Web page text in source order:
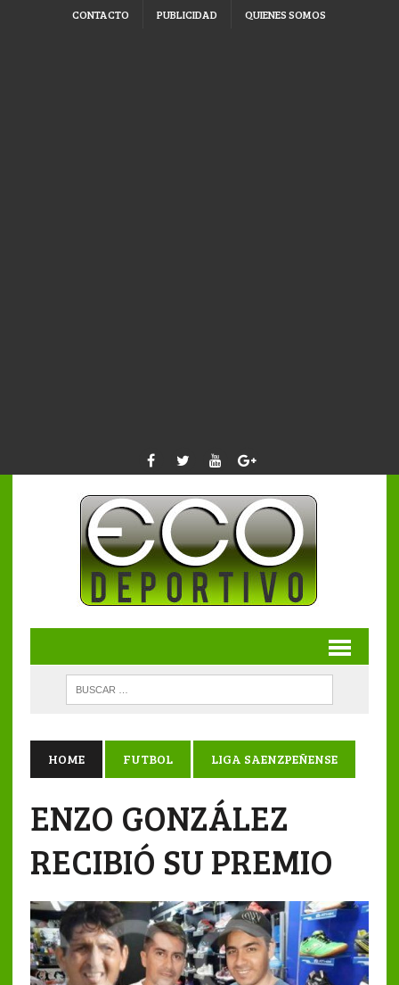
CONTACTO PUBLICIDAD QUIENES SOMOS
HOME FUTBOL LIGA SAENZPEÑENSE
ENZO GONZÁLEZ
RECIBIÓ SU PREMIO